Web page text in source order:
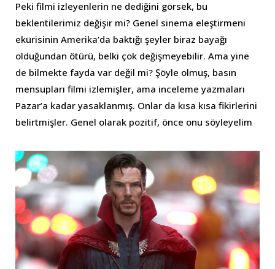
Peki filmi izleyenlerin ne dediğini görsek, bu
beklentilerimiz değişir mi? Genel sinema eleştirmeni
ekürisinin Amerika’da baktığı şeyler biraz bayağı
olduğundan ötürü, belki çok değişmeyebilir. Ama yine
de bilmekte fayda var değil mi? Şöyle olmuş, basın
mensupları filmi izlemişler, ama inceleme yazmaları
Pazar’a kadar yasaklanmış. Onlar da kısa kısa fikirlerini
belirtmişler. Genel olarak pozitif, önce onu söyleyelim